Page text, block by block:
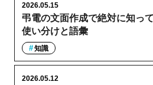
弔電の文面作成で絶対に知っ
使い分けと語彙
2026.05.15
知識
2026.05.12